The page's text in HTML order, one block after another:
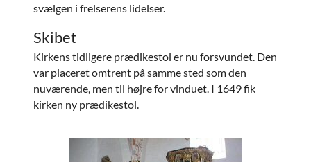
svælgen i frelserens lidelser.
Skibet
Kirkens tidligere prædikestol er nu forsvundet. Den
var placeret omtrent på samme sted som den
nuværende, men til højre for vinduet. I 1649 fik
kirken ny prædikestol.